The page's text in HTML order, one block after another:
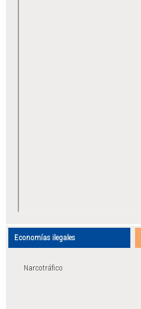
Economías ilegales
Narcotráfico